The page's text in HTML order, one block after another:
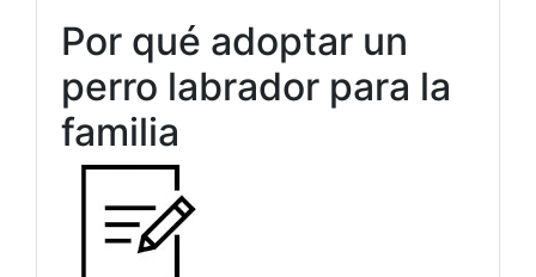
Por qué adoptar un
perro labrador para la
familia